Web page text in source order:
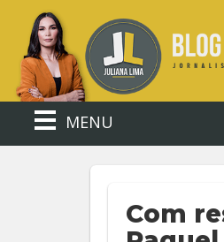
MENU
Com